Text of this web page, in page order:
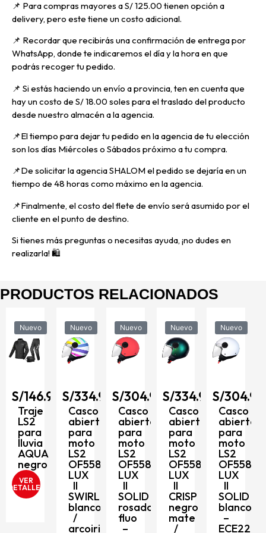
📌 Para compras mayores a S/ 125.00 tienen opción a
delivery, pero este tiene un costo adicional.
📌 Recordar que recibirás una confirmación de entrega por
WhatsApp, donde te indicaremos el día y la hora en que
podrás recoger tu pedido.
📌 Si estás haciendo un envío a provincia, ten en cuenta que
hay un costo de S/ 18.00 soles para el traslado del producto
desde nuestro almacén a la agencia.
📌El tiempo para dejar tu pedido en la agencia de tu elección
son los días Miércoles o Sábados próximo a tu compra.
📌De solicitar la agencia SHALOM el pedido se dejaría en un
tiempo de 48 horas como máximo en la agencia.
📌Finalmente, el costo del flete de envío será asumido por el
cliente en el punto de destino.
Si tienes más preguntas o necesitas ayuda, ¡no dudes en
realizarla! 🛍️
PRODUCTOS RELACIONADOS
Nuevo
S/146.90
Traje
LS2
para
lluvia
AQUA
negro
VER
DETALLES
Nuevo
S/334.90
Casco
abierto
para
moto
LS2
OF558
LUX
II
SWIRL
blanco
/
arcoiris
Nuevo
S/304.90
Casco
abierto
para
moto
LS2
OF558
LUX
II
SOLID
rosado
fluo
–
Nuevo
S/334.90
Casco
abierto
para
moto
LS2
OF558
LUX
II
CRISP
negro
mate
/
Nuevo
S/304.90
Casco
abierto
para
moto
LS2
OF558
LUX
II
SOLID
blanco
–
ECE2206